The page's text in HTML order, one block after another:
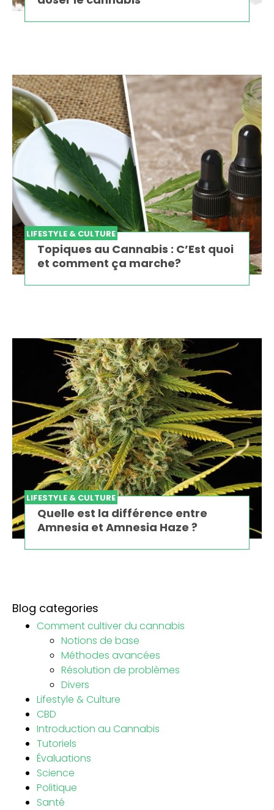
LIFESTYLE & CULTURE
Topiques au Cannabis : C’Est quoi
et comment ça marche?
LIFESTYLE & CULTURE
Quelle est la différence entre
Amnesia et Amnesia Haze ?
Blog categories
Comment cultiver du cannabis
Notions de base
Méthodes avancées
Résolution de problèmes
Divers
Lifestyle & Culture
CBD
Introduction au Cannabis
Tutoriels
Évaluations
Science
Politique
Santé